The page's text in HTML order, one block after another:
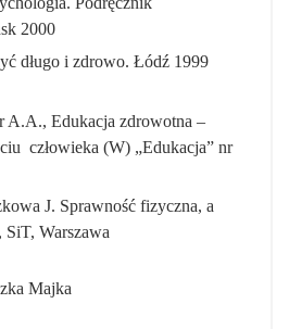
2000
długo i zdrowo. Łódź 1999
A.A., Edukacja zdrowotna –
człowieka (W) „Edukacja” nr
J. Sprawność fizyczna, a
SiT, Warszawa
Majka